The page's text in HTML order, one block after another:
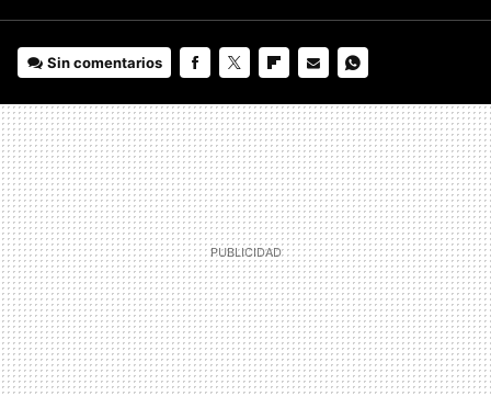
Sin comentarios
MAIL